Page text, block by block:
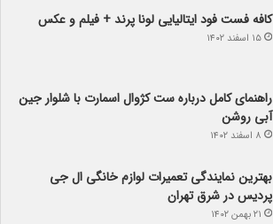
کافه فست فود ایتالیایی لونا پرند + فیلم و عکس
۱۵ اسفند ۱۴۰۲
راهنمای کامل درباره ست کژوال اسمارت با شلوار جین
آبی روشن
۸ اسفند ۱۴۰۲
بهترین نمایندگی تعمیرات لوازم خانگی ال جی
پردیس در شرق تهران
۲۱ بهمن ۱۴۰۲